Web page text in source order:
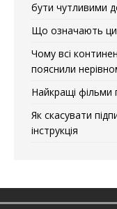
бути чутливими
Що означають
Чому всі
пояснили
Найкращі фільми
Як скасувати
інструкція